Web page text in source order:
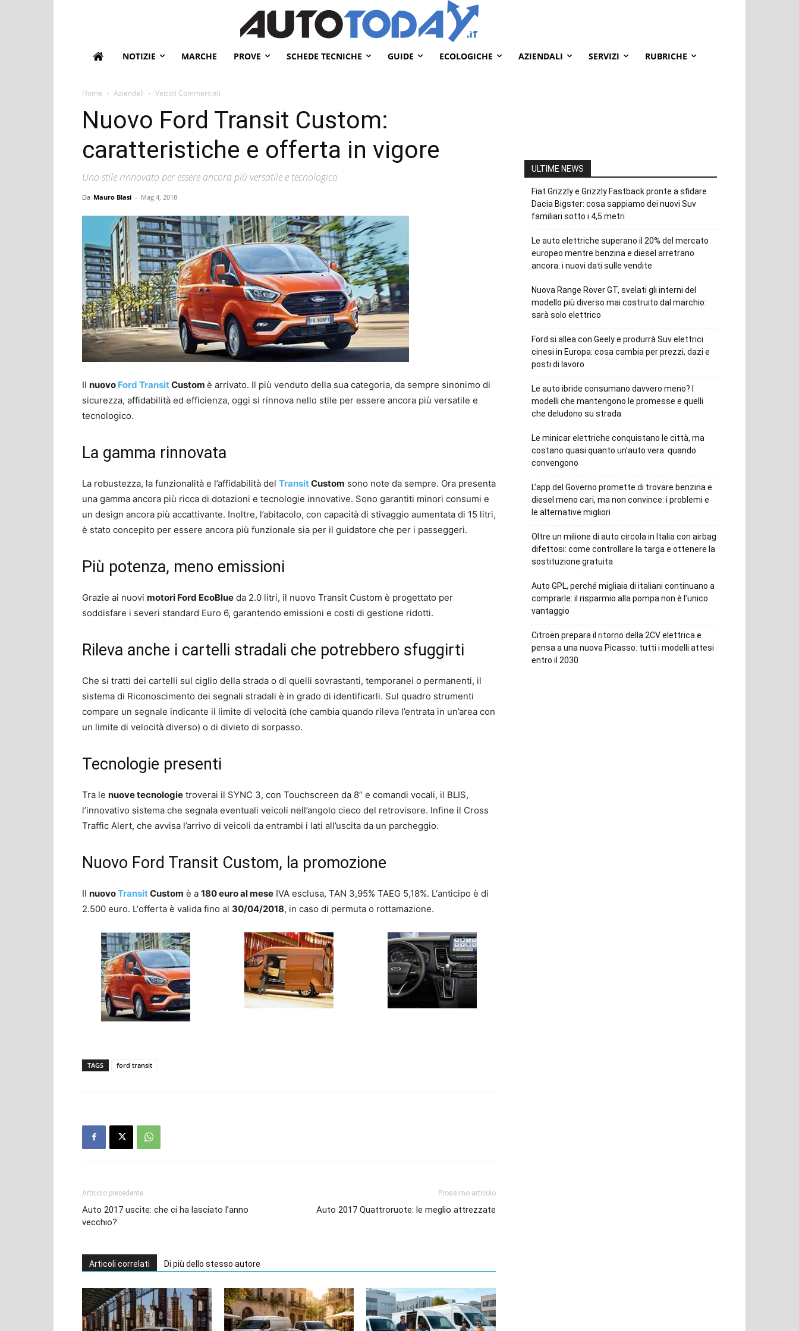
NOTIZIE MARCHE PROVE SCHEDE TECNICHE GUIDE ECOLOGICHE AZIENDALI SERVIZI RUBRICHE
Home Aziendali Veicoli Commerciali
Nuovo Ford Transit Custom:
caratteristiche e offerta in vigore
Uno stile rinnovato per essere ancora più versatile e tecnologico
Da Mauro Blasi - Mag 4, 2018
Il nuovo Ford TransitCustom è arrivato. Il più venduto della sua categoria, da sempre sinonimo di
sicurezza, affidabilità ed efficienza, oggi si rinnova nello stile per essere ancora più versatile e
tecnologico.
La gamma rinnovata
La robustezza, la funzionalità e l’affidabilità del TransitCustom sono note da sempre. Ora presenta
una gamma ancora più ricca di dotazioni e tecnologie innovative. Sono garantiti minori consumi e
un design ancora più accattivante. Inoltre, l’abitacolo, con capacità di stivaggio aumentata di 15 litri,
è stato concepito per essere ancora più funzionale sia per il guidatore che per i passeggeri.
Più potenza, meno emissioni
Grazie ai nuovi motori Ford EcoBlue da 2.0 litri, il nuovo Transit Custom è progettato per
soddisfare i severi standard Euro 6, garantendo emissioni e costi di gestione ridotti.
Rileva anche i cartelli stradali che potrebbero sfuggirti
Che si tratti dei cartelli sul ciglio della strada o di quelli sovrastanti, temporanei o permanenti, il
sistema di Riconoscimento dei segnali stradali è in grado di identificarli. Sul quadro strumenti
compare un segnale indicante il limite di velocità (che cambia quando rileva l’entrata in un’area con
un limite di velocità diverso) o di divieto di sorpasso.
Tecnologie presenti
Tra le nuove tecnologie troverai il SYNC 3, con Touchscreen da 8” e comandi vocali, il BLIS,
l’innovativo sistema che segnala eventuali veicoli nell’angolo cieco del retrovisore. Infine il Cross
Traffic Alert, che avvisa l’arrivo di veicoli da entrambi i lati all’uscita da un parcheggio.
Nuovo Ford Transit Custom, la promozione
Il nuovoTransitCustom è a 180 euro al mese IVA esclusa, TAN 3,95% TAEG 5,18%. L‘anticipo è di
2.500 euro. L‘offerta è valida fino al 30/04/2018, in caso di permuta o rottamazione.
TAGS ford transit
Articolo precedente
Auto 2017 uscite: che ci ha lasciato l’anno
vecchio?
Prossimo articolo
Auto 2017 Quattroruote: le meglio attrezzate
Articoli correlati Di più dello stesso autore
ULTIME NEWS
Fiat Grizzly e Grizzly Fastback pronte a sfidare
Dacia Bigster: cosa sappiamo dei nuovi Suv
familiari sotto i 4,5 metri
Le auto elettriche superano il 20% del mercato
europeo mentre benzina e diesel arretrano
ancora: i nuovi dati sulle vendite
Nuova Range Rover GT, svelati gli interni del
modello più diverso mai costruito dal marchio:
sarà solo elettrico
Ford si allea con Geely e produrrà Suv elettrici
cinesi in Europa: cosa cambia per prezzi, dazi e
posti di lavoro
Le auto ibride consumano davvero meno? I
modelli che mantengono le promesse e quelli
che deludono su strada
Le minicar elettriche conquistano le città, ma
costano quasi quanto un’auto vera: quando
convengono
L’app del Governo promette di trovare benzina e
diesel meno cari, ma non convince: i problemi e
le alternative migliori
Oltre un milione di auto circola in Italia con airbag
difettosi: come controllare la targa e ottenere la
sostituzione gratuita
Auto GPL, perché migliaia di italiani continuano a
comprarle: il risparmio alla pompa non è l’unico
vantaggio
Citroën prepara il ritorno della 2CV elettrica e
pensa a una nuova Picasso: tutti i modelli attesi
entro il 2030